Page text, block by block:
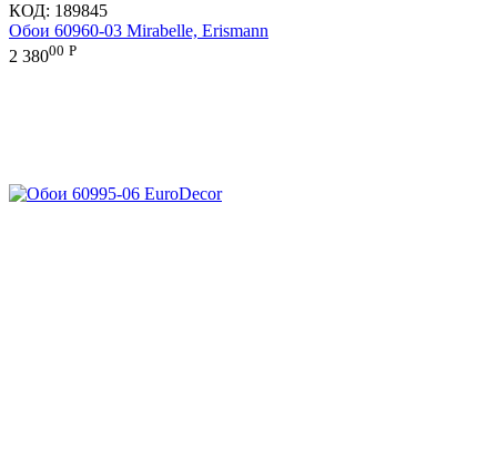
КОД: 189845
Обои 60960-03 Mirabelle, Erismann
2 38000 Р